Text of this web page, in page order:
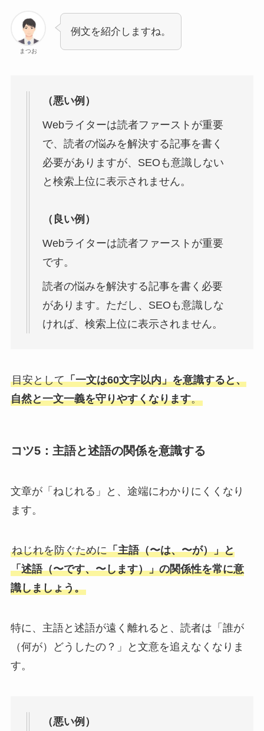
まつお
例文を紹介しますね。
（悪い例）
Webライターは読者ファーストが重要
で、読者の悩みを解決する記事を書く
必要がありますが、SEOも意識しない
と検索上位に表示されません。
（良い例）
Webライターは読者ファーストが重要
です。
読者の悩みを解決する記事を書く必要
があります。ただし、SEOも意識しな
ければ、検索上位に表示されません。
目安として「一文は60文字以内」を意識すると、
自然と一文一義を守りやすくなります。
コツ5：主語と述語の関係を意識する
文章が「ねじれる」と、途端にわかりにくくなり
ます。
ねじれを防ぐために「主語（〜は、〜が）」と
「述語（〜です、〜します）」の関係性を常に意
識しましょう。
特に、主語と述語が遠く離れると、読者は「誰が
（何が）どうしたの？」と文意を追えなくなりま
す。
（悪い例）